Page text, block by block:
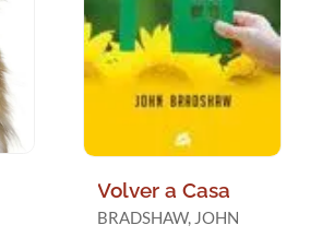
Volver a Casa
BRADSHAW, JOHN